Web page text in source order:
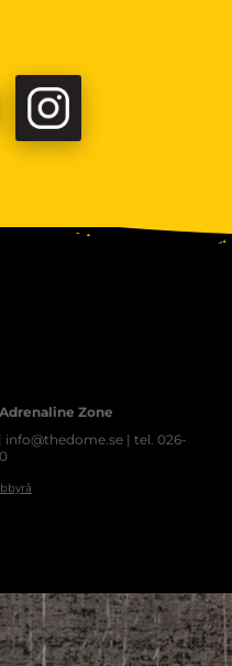
Zone
info@thedome.se | tel. 026-